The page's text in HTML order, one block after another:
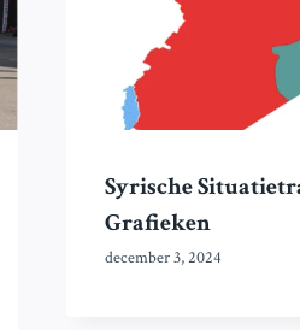
Syrische
Grafieken
december 3, 2024